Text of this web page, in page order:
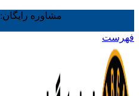
مشاوره رایگان:
فهرست